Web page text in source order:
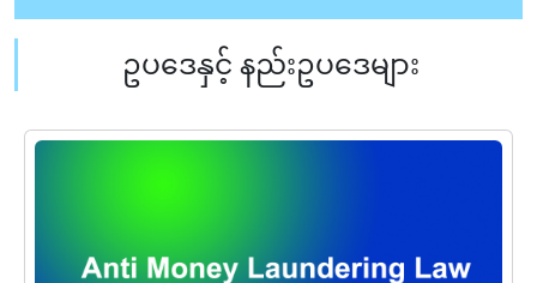
ဥပဒေနှင့် နည်းဥပဒေများ